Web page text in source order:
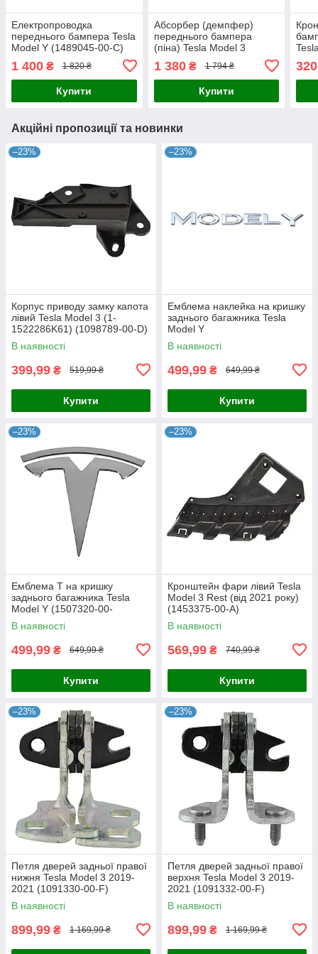
Електропроводка
переднього бампера Tesla
Model Y (1489045-00-C)
1 400 ₴ 1 820 ₴
Купити
Абсорбер (демпфер)
переднього бампера
(піна) Tesla Model 3
Highland 2024 (1741046-
00-F)
1 380₴ 1 794 ₴
Купити
320
Акційні пропозиції та новинки
–23%
Корпус приводу замку капота
лівий Tesla Model 3 (1-
1522286K61) (1098789-00-D)
В наявності
399,99 ₴ 519,99 ₴
Купити
–23%
Емблема наклейка на кришку
заднього багажника Tesla
Model Y
В наявності
499,99 ₴ 649,99 ₴
Купити
–23%
Емблема T на кришку
заднього багажника Tesla
Model Y (1507320-00-
C/1607786-00-A)
В наявності
499,99 ₴ 649,99 ₴
Купити
–23%
Кронштейн фари лівий Tesla
Model 3 Rest (від 2021 року)
(1453375-00-A)
В наявності
569,99 ₴ 740,99 ₴
Купити
–23%
Петля дверей задньої правої
нижня Tesla Model 3 2019-
2021 (1091330-00-F)
(ОРИГІНАЛ)
В наявності
899,99 ₴ 1 169,99 ₴
–23%
Петля дверей задньої правої
верхня Tesla Model 3 2019-
2021 (1091332-00-F)
(Оригінал)
В наявності
899,99 ₴ 1 169,99 ₴